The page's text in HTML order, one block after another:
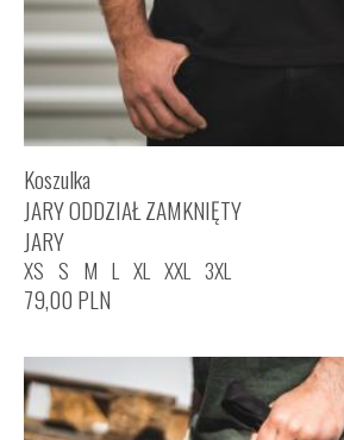
Koszulka
JARY ODDZIAŁ ZAMKNIĘTY
JARY
XS S M L XL XXL 3XL
79,00 PLN